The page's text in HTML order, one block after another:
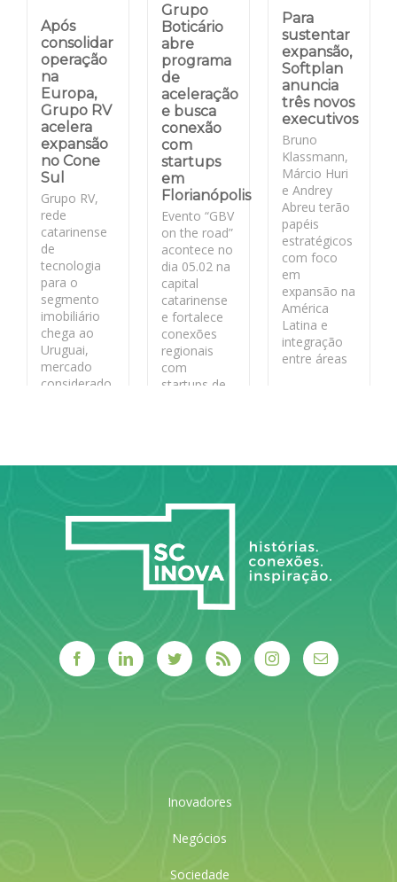
Após
consolidar
operação
na
Europa,
Grupo RV
acelera
expansão
no Cone
Sul
Grupo RV,
rede
catarinense
de
tecnologia
para o
segmento
imobiliário
chega ao
Uruguai,
mercado
considerado
Grupo
Boticário
abre
programa
de
aceleração
e busca
conexão
com
startups
em
Florianópolis
Evento “GBV
on the road”
acontece no
dia 05.02 na
capital
catarinense
e fortalece
conexões
regionais
com
startups de
Para
sustentar
expansão,
Softplan
anuncia
três novos
executivos
Bruno
Klassmann,
Márcio Huri
e Andrey
Abreu terão
papéis
estratégicos
com foco
em
expansão na
América
Latina e
integração
entre áreas
Inovadores
Negócios
Sociedade